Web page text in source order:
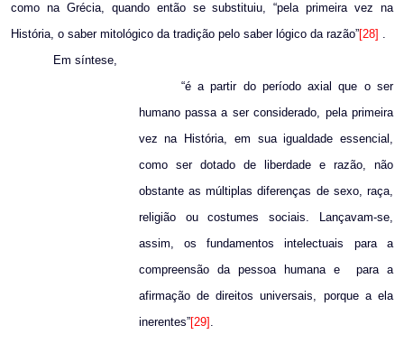
como na Grécia, quando então se substituiu, “pela primeira vez na
História, o saber mitológico da tradição pelo saber lógico da razão”[28] .
Em síntese,
“é a partir do período axial que o ser
humano passa a ser considerado, pela primeira
vez na História, em sua igualdade essencial,
como ser dotado de liberdade e razão, não
obstante as múltiplas diferenças de sexo, raça,
religião ou costumes sociais. Lançavam-se,
assim, os fundamentos intelectuais para a
compreensão da pessoa humana e
para a
afirmação de direitos universais, porque a ela
inerentes”[29] .